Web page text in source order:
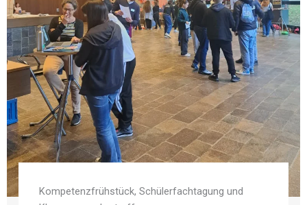
Kompetenzfrühstück, Schülerfachtagung und